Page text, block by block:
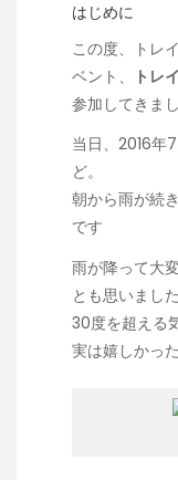
はじめに
この度、
トレ
ベント、
トレ
参加してきまし
当日、2016年
ど。
朝から雨が続き
です
雨が降って大
とも思いまし
30度を超える
実は嬉しかっ